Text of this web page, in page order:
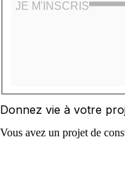
JE M'INSCRIS
Donnez vie à votre
Vous avez un projet de